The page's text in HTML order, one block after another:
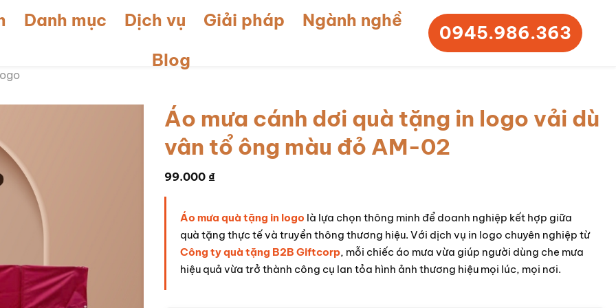
Danh mục Dịch vụ Giải pháp
Ngành nghề
Blog
0945.986.363
Áo mưa cánh dơi quà tặng in logo vải dù
vân tổ ông màu đỏ AM-02
99.000 ₫
Áo mưa quà tặng in logo là lựa chọn thông minh để doanh nghiệp kết hợp giữa
quà tặng thực tế và truyền thông thương hiệu. Với dịch vụ in logo chuyên nghiệp từ
Công ty quà tặng B2B Giftcorp, mỗi chiếc áo mưa vừa giúp người dùng che mưa
hiệu quả vừa trở thành công cụ lan tỏa hình ảnh thương hiệu mọi lúc, mọi nơi.